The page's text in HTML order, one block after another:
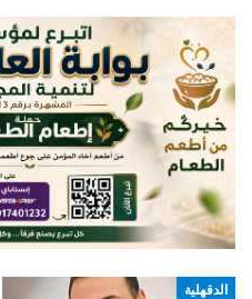
الدقهلية